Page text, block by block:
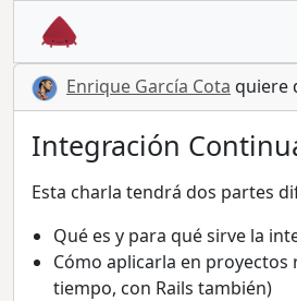
Enrique García Cota quiere
Integración
Esta charla tendrá dos partes
Qué es y para qué sirve la
Cómo aplicarla en proyectos
tiempo, con Rails también)